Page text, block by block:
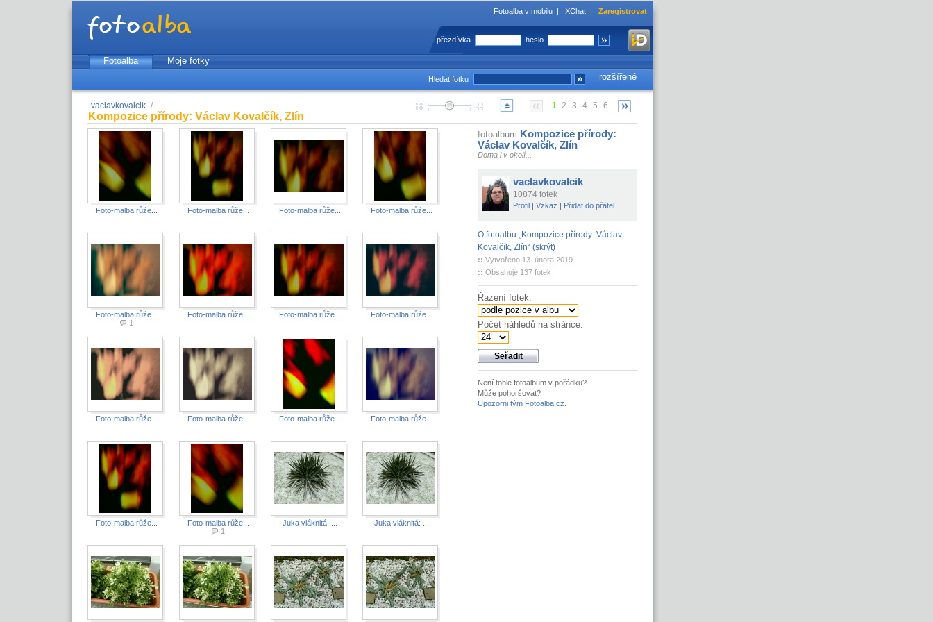
Fotoalba v mobilu | XChat | Zaregistrovat
přezdívka heslo
Fotoalba
Moje fotky
rozšířené
Hledat fotku
vaclavkovalcik /
Kompozice přírody: Václav Kovalčík, Zlín
1 2 3 4 5 6
Foto-malba růže... Foto-malba růže... Foto-malba růže... Foto-malba růže...
Foto-malba růže...
1
Foto-malba růže... Foto-malba růže... Foto-malba růže...
Foto-malba růže... Foto-malba růže... Foto-malba růže... Foto-malba růže...
Foto-malba růže...
Foto-malba růže...
1
Juka vláknitá: ... Juka vláknitá: ...
fotoalbum Kompozice přírody:
Václav Kovalčík, Zlín
Doma i v okolí...
vaclavkovalcik
10874 fotek
Profil| Vzkaz | Přidat do přátel
O fotoalbu „Kompozice přírody: Václav
Kovalčík, Zlín“ (skrýt)
:: Vytvořeno 13. února 2019
:: Obsahuje 137 fotek
Řazení fotek:
Počet náhledů na stránce:
Není tohle fotoalbum v pořádku?
Může pohoršovat?
Upozorni tým Fotoalba.cz